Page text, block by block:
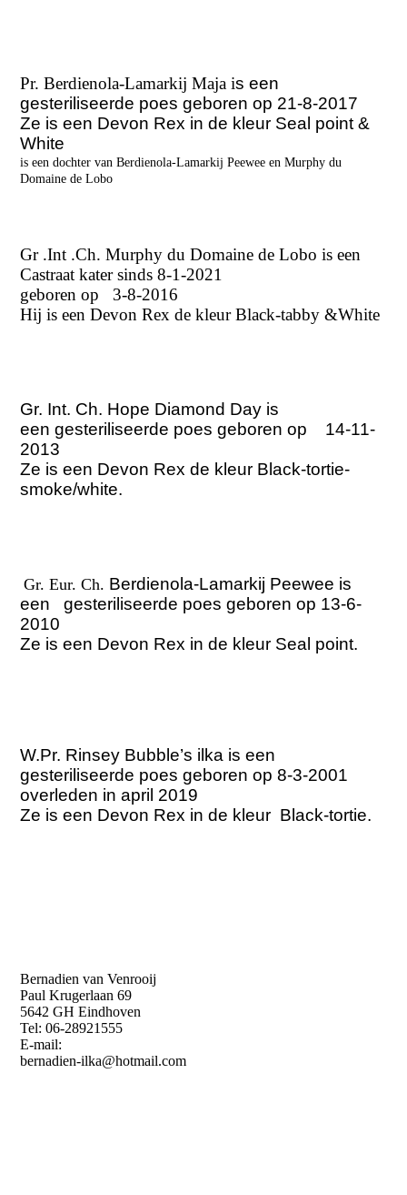
Pr. Berdienola-Lamarkij Maja is een
gesteriliseerde poes geboren op 21-8-2017
Ze is een Devon Rex in de kleur Seal point &
White
is een dochter van Berdienola-Lamarkij Peewee en Murphy du
Domaine de Lobo
Gr .Int .Ch. Murphy du Domaine de Lobo is een
Castraat kater sinds 8-1-2021
geboren op 3-8-2016
Hij is een Devon Rex de kleur Black-tabby &White
Gr. Int. Ch. Hope Diamond Day is
eengesteriliseerde poes geboren op 14-11-
2013
Ze is een Devon Rex de kleur Black-tortie-
smoke/white.
Gr. Eur. Ch. Berdienola-Lamarkij Peewee is
eengesteriliseerde poes geboren op 13-6-
2010
Ze is een Devon Rex in de kleur Seal point.
W.Pr. Rinsey Bubble’s ilka is een
gesteriliseerde poes geboren op 8-3-2001
overleden in april 2019
Ze is een Devon Rex in de kleur Black-tortie.
Bernadien van Venrooij
Paul Krugerlaan 69
5642 GH Eindhoven
Tel: 06-28921555
E-mail:
bernadien-ilka@hotmail.com